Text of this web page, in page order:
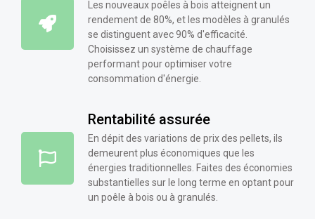
Les nouveaux poêles à bois atteignent un
rendement de 80%, et les modèles à granulés
se distinguent avec 90% d'efficacité.
Choisissez un système de chauffage
performant pour optimiser votre
consommation d'énergie.
Rentabilité assurée
En dépit des variations de prix des pellets, ils
demeurent plus économiques que les
énergies traditionnelles. Faites des économies
substantielles sur le long terme en optant pour
un poêle à bois ou à granulés.